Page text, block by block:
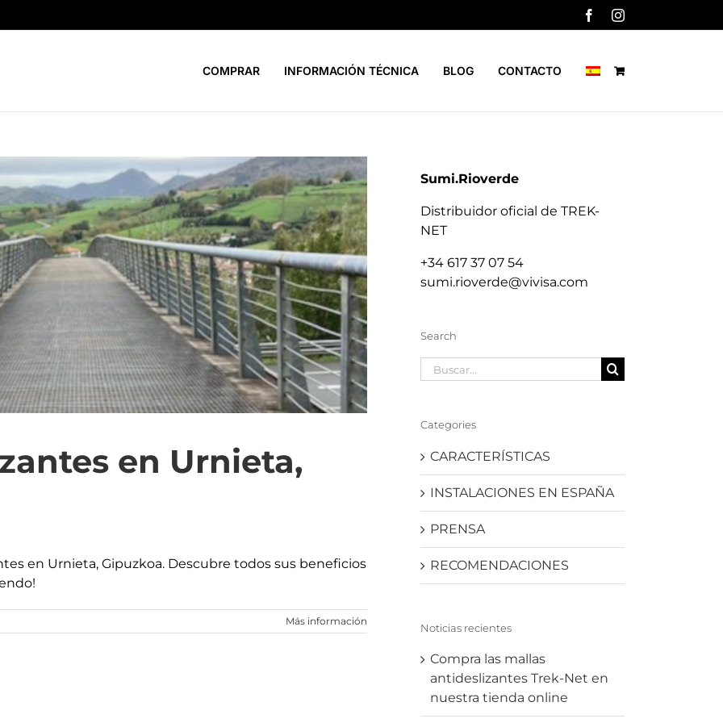
FacebookInstagram
COMPRAR INFORMACIÓN TÉCNICA BLOG CONTACTO
en Urnieta,
en Urnieta, Gipuzkoa. Descubre todos sus beneficios
Más información
Sumi.Rioverde
Distribuidor oficial de TREK-
NET
+34 617 37 07 54
sumi.rioverde@vivisa.com
Search
Buscar:
Categories
CARACTERÍSTICAS
INSTALACIONES EN ESPAÑA
PRENSA
RECOMENDACIONES
Noticias recientes
Compra las mallas
antideslizantes Trek-Net en
nuestra tienda online